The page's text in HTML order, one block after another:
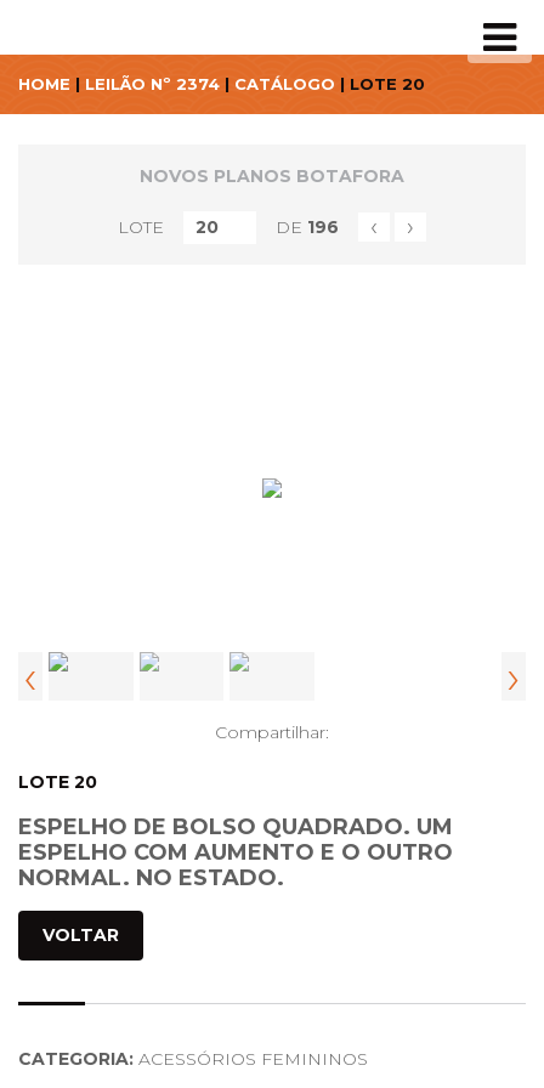
HOME | LEILÃO Nº 2374 | CATÁLOGO | LOTE 20
NOVOS PLANOS BOTAFORA
LOTE DE 196 ‹ ›
‹ ›
Compartilhar:
LOTE 20
ESPELHO DE BOLSO QUADRADO. UM
ESPELHO COM AUMENTO E O OUTRO
NORMAL. NO ESTADO.
VOLTAR
CATEGORIA: ACESSÓRIOS FEMININOS